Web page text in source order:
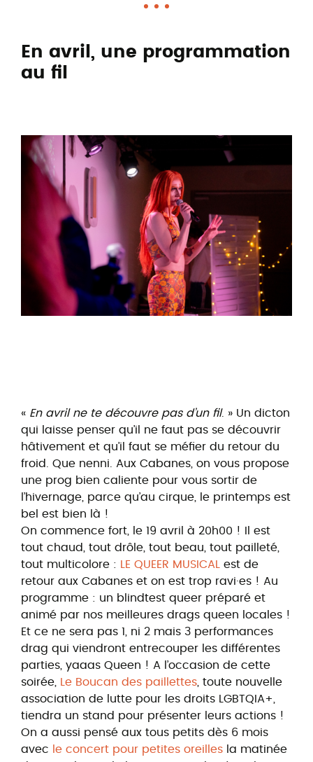
En avril, une programmation
au fil
« En avril ne te découvre pas d’un fil. » Un dicton
qui laisse penser qu’il ne faut pas se découvrir
hâtivement et qu’il faut se méfier du retour du
froid. Que nenni. Aux Cabanes, on vous propose
une prog bien caliente pour vous sortir de
l’hivernage, parce qu’au cirque, le printemps est
bel est bien là !
On commence fort, le 19 avril à 20h00 ! Il est
tout chaud, tout drôle, tout beau, tout pailleté,
tout multicolore : LE QUEER MUSICAL est de
retour aux Cabanes et on est trop ravi·es ! Au
programme : un blindtest queer préparé et
animé par nos meilleures drags queen locales !
Et ce ne sera pas 1, ni 2 mais 3 performances
drag qui viendront entrecouper les différentes
parties, yaaas Queen ! A l’occasion de cette
soirée, Le Boucan des paillettes, toute nouvelle
association de lutte pour les droits LGBTQIA+,
tiendra un stand pour présenter leurs actions !
On a aussi pensé aux tous petits dès 6 mois
avec le concert pour petites oreilles la matinée